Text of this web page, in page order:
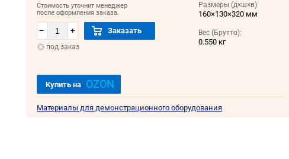
Стоимость уточнит менеджер
после оформления заказа.
– + Заказать
под заказ
Размеры (д×ш×в):
160×130×320 мм
Вес (Брутто):
0.550 кг
Купить на OZON
Материалы для демонстрационного оборудования